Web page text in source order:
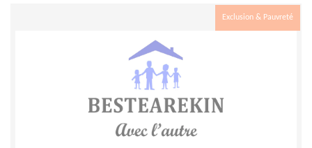
Exclusion & Pauvreté